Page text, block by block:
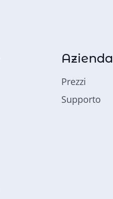
Azienda
Prezzi
Supporto